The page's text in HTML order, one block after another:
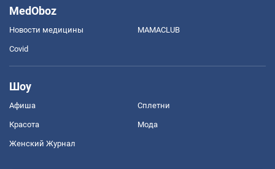
MedOboz
Новости медицины MAMACLUB
Covid
Шоу
Афиша Сплетни
Красота Мода
Женский Журнал